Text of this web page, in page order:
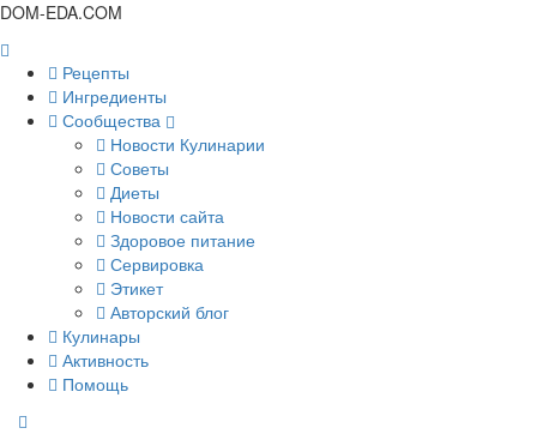
DOM-EDA.COM
Рецепты
Ингредиенты
Сообщества
Новости Кулинарии
Советы
Диеты
Новости сайта
Здоровое питание
Сервировка
Этикет
Авторский блог
Кулинары
Активность
Помощь